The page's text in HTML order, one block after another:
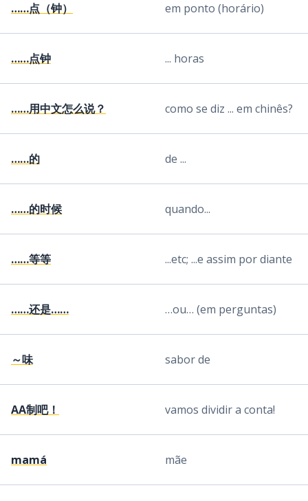
……点（钟） em ponto (horário)
……点钟 ... horas
……用中文怎么说？ como se diz ... em chinês?
……的 de ...
……的时候 quando...
……等等 ...etc; ...e assim por diante
……还是…… …ou… (em perguntas)
～味 sabor de
AA制吧！ vamos dividir a conta!
mamá mãe